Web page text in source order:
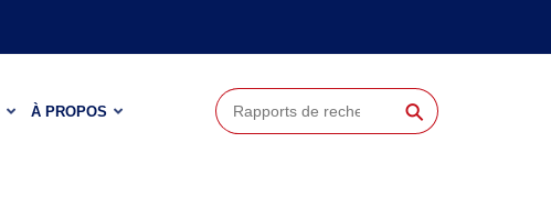
À PROPOS ⚲